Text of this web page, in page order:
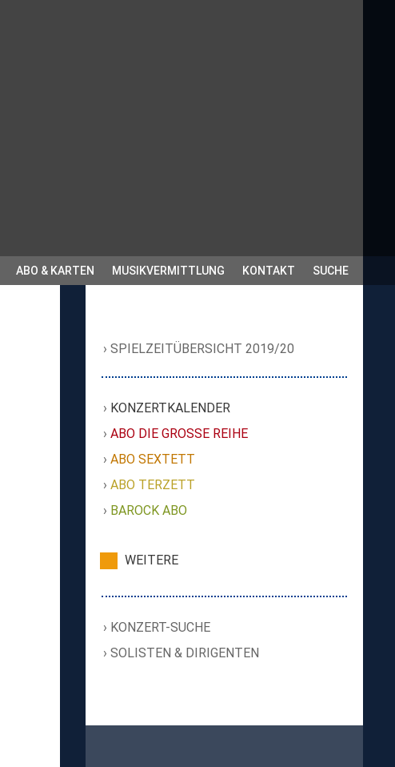
ABO & KARTEN MUSIKVERMITTLUNG KONTAKT SUCHE
SPIELZEITÜBERSICHT 2019/20
KONZERTKALENDER
ABO DIE GROSSE REIHE
ABO SEXTETT
ABO TERZETT
BAROCK ABO
WEITERE
KONZERT-SUCHE
SOLISTEN & DIRIGENTEN